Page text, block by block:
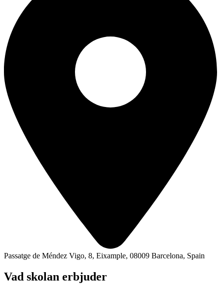
Passatge de Méndez Vigo, 8, Eixample, 08009 Barcelona, Spain
Vad skolan erbjuder